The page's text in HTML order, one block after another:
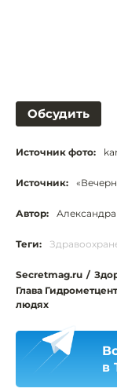
Обсудить
Источник фото:
Источник:
Автор:
Теги:
Secretmag.ru /
Глава
людях
в